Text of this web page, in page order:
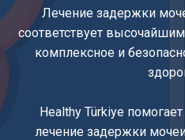
e
Лечение задержки
соответствует
комплексное и
Healthy Türkiye
лечение задержки